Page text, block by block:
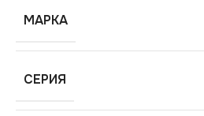
МАРКА
СЕРИЯ